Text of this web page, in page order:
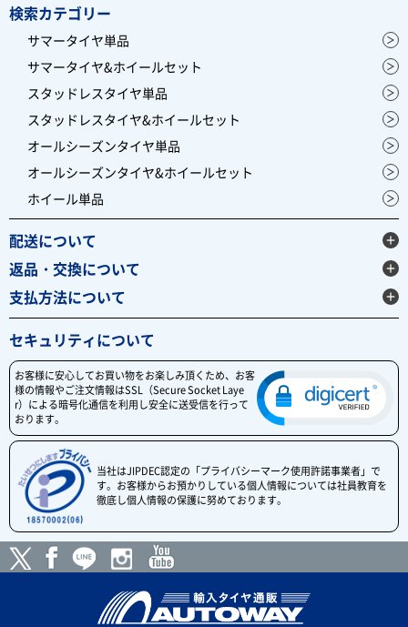
検索カテゴリー
サマータイヤ単品
サマータイヤ&ホイールセット
スタッドレスタイヤ単品
スタッドレスタイヤ&ホイールセット
オールシーズンタイヤ単品
オールシーズンタイヤ&ホイールセット
ホイール単品
配送について
返品・交換について
支払方法について
セキュリティについて
お客様に安心してお買い物をお楽しみ頂くため、お客
様の情報やご注文情報はSSL（Secure Socket Laye
r）による暗号化通信を利用し安全に送受信を行って
おります。
当社はJIPDEC認定の「プライバシーマーク使用許諾事業者」で
す。お客様からお預かりしている個人情報については社員教育を
徹底し個人情報の保護に努めております。